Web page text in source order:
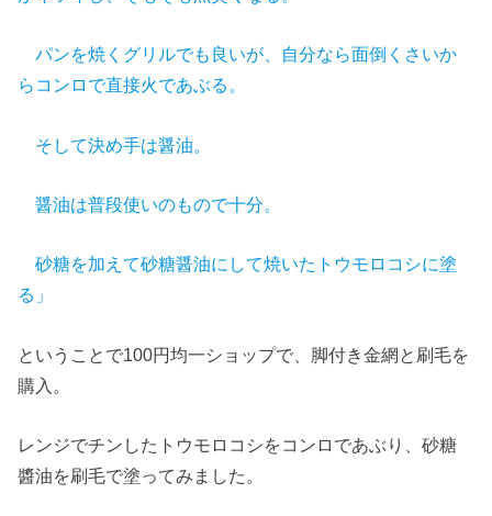
パンを焼くグリルでも良いが、自分なら面倒くさいか
らコンロで直接火であぶる。
そして決め手は醤油。
醤油は普段使いのもので十分。
砂糖を加えて砂糖醤油にして焼いたトウモロコシに塗
る」
ということで100円均一ショップで、脚付き金網と刷毛を
購入。
レンジでチンしたトウモロコシをコンロであぶり、砂糖
醬油を刷毛で塗ってみました。